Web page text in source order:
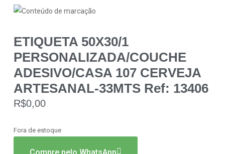
ETIQUETA 50X30/1
PERSONALIZADA/COUCHE
ADESIVO/CASA 107 CERVEJA
ARTESANAL-33MTS Ref: 13406
R$0,00
Fora de estoque